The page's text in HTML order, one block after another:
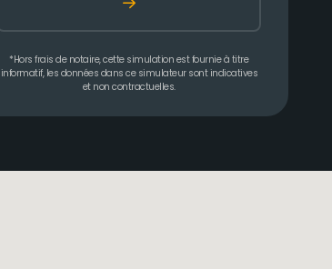
*Hors frais de notaire, cette simulation est fournie à titre
informatif, les données dans ce simulateur sont indicatives
et non contractuelles.